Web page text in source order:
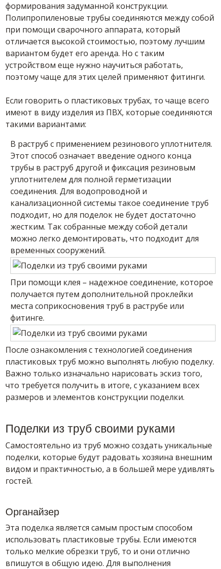
формирования задуманной конструкции.
Полипропиленовые трубы соединяются между собой
при помощи сварочного аппарата, который
отличается высокой стоимостью, поэтому лучшим
вариантом будет его аренда. Но с таким
устройством еще нужно научиться работать,
поэтому чаще для этих целей применяют фитинги.
Если говорить о пластиковых трубах, то чаще всего
имеют в виду изделия из ПВХ, которые соединяются
такими вариантами:
В раструб с применением резинового уплотнителя.
Этот способ означает введение одного конца
трубы в раструб другой и фиксация резиновым
уплотнителем для полной герметизации
соединения. Для водопроводной и
канализационной системы такое соединение труб
подходит, но для поделок не будет достаточно
жестким. Так собранные между собой детали
можно легко демонтировать, что подходит для
временных сооружений.
При помощи клея – надежное соединение, которое
получается путем дополнительной проклейки
места соприкосновения труб в раструбе или
фитинге.
После ознакомления с технологией соединения
пластиковых труб можно выполнять любую поделку.
Важно только изначально нарисовать эскиз того,
что требуется получить в итоге, с указанием всех
размеров и элементов конструкции поделки.
Поделки из труб своими руками
Самостоятельно из труб можно создать уникальные
поделки, которые будут радовать хозяина внешним
видом и практичностью, а в большей мере удивлять
гостей.
Органайзер
Эта поделка является самым простым способом
использовать пластиковые трубы. Если имеются
только мелкие обрезки труб, то и они отлично
впишутся в общую идею. Для выполнения